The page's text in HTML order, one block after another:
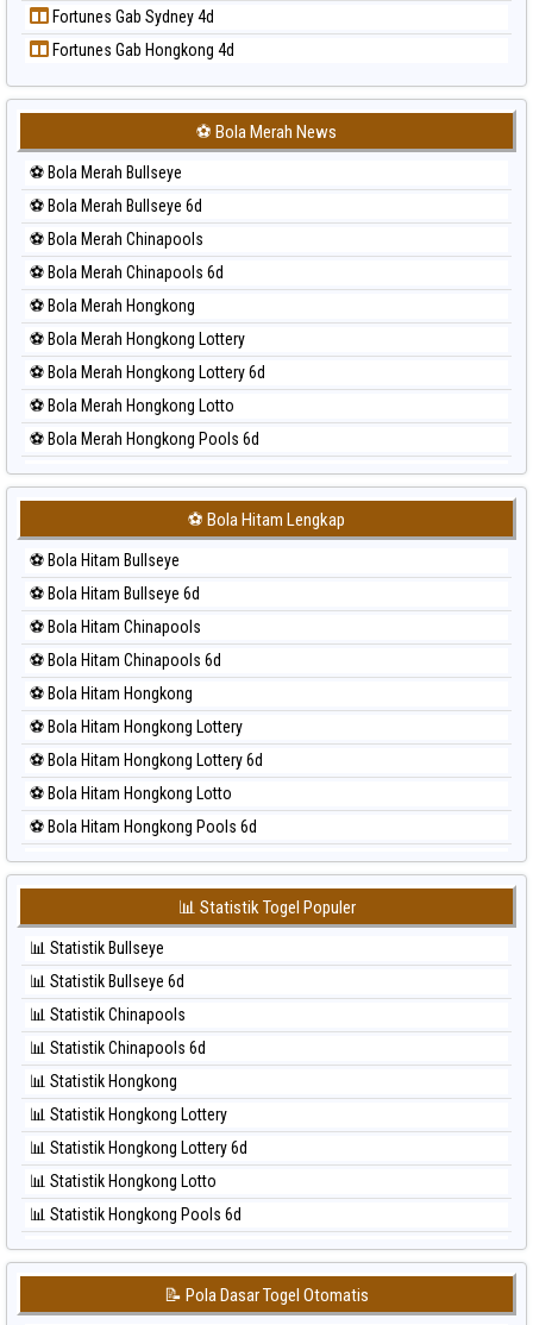
Prediksi Sydney
Prediksi Sydney Lottery
Prediksi Sydney Lottery 6d
Prediksi Sydney Pools 6d
Prediksi Taipei
Prediksi Taiwan
Fortunes Gab Sydney 4d
Fortunes Gab Hongkong 4d
⚽ Bola Merah News
⚽ Bola Merah Bullseye
⚽ Bola Merah Bullseye 6d
⚽ Bola Merah Chinapools
⚽ Bola Merah Chinapools 6d
⚽ Bola Merah Hongkong
⚽ Bola Merah Hongkong Lottery
⚽ Bola Merah Hongkong Lottery 6d
⚽ Bola Merah Hongkong Lotto
⚽ Bola Merah Hongkong Pools 6d
⚽ Bola Merah Japan
⚽ Bola Merah Japan 6d
⚽ Bola Merah Korea
⚽ Bola Merah Kuda Lari
⚽ Bola Merah Magnum Cambodia
⚽ Bola Merah Nagoya
⚽ Bola Merah North Carolina Day
⚽ Bola Merah Pcso
⚽ Bola Merah Sao Paulo
⚽ Bola Merah Singapore
⚽ Bola Merah Sydney
⚽ Bola Merah Sydney Lottery
⚽ Bola Merah Sydney Lottery 6d
⚽ Bola Merah Sydney Lotto
⚽ Bola Merah Sydney Pools 6d
⚽ Bola Merah Taipei
⚽ Bola Merah Taiwan
⚽ Bola Hitam Lengkap
⚽ Bola Hitam Bullseye
⚽ Bola Hitam Bullseye 6d
⚽ Bola Hitam Chinapools
⚽ Bola Hitam Chinapools 6d
⚽ Bola Hitam Hongkong
⚽ Bola Hitam Hongkong Lottery
⚽ Bola Hitam Hongkong Lottery 6d
⚽ Bola Hitam Hongkong Lotto
⚽ Bola Hitam Hongkong Pools 6d
⚽ Bola Hitam Japan
⚽ Bola Hitam Japan 6d
⚽ Bola Hitam Korea
⚽ Bola Hitam Kuda Lari
⚽ Bola Hitam Magnum Cambodia
⚽ Bola Hitam Nagoya
⚽ Bola Hitam North Carolina Day
⚽ Bola Hitam Pcso
⚽ Bola Hitam Sao Paulo
⚽ Bola Hitam Singapore
⚽ Bola Hitam Sydney
⚽ Bola Hitam Sydney Lottery
⚽ Bola Hitam Sydney Lottery 6d
⚽ Bola Hitam Sydney Lotto
📊 Statistik Togel Populer
📊 Statistik Bullseye
📊 Statistik Bullseye 6d
📊 Statistik Chinapools
📊 Statistik Chinapools 6d
📊 Statistik Hongkong
📊 Statistik Hongkong Lottery
📊 Statistik Hongkong Lottery 6d
📊 Statistik Hongkong Lotto
📊 Statistik Hongkong Pools 6d
📊 Statistik Japan
📊 Statistik Japan 6d
📊 Statistik Korea
📝 Pola Dasar Togel Otomatis